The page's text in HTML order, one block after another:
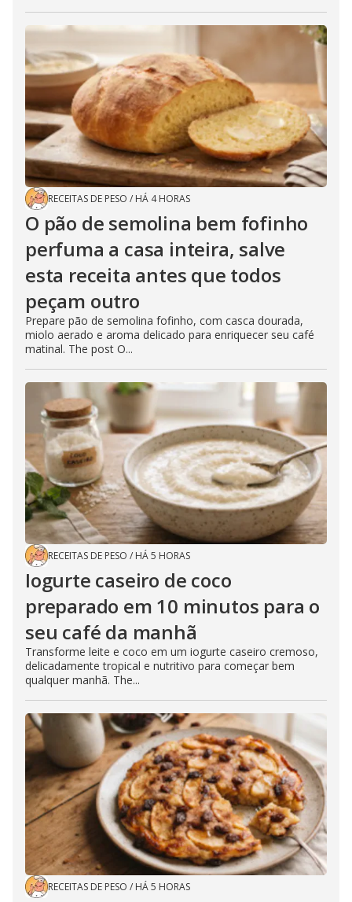
RECEITAS DE PESO / HÁ 4 HORAS
O pão de semolina bem fofinho
perfuma a casa inteira, salve
esta receita antes que todos
peçam outro
Prepare pão de semolina fofinho, com casca dourada,
miolo aerado e aroma delicado para enriquecer seu café
matinal. The post O...
RECEITAS DE PESO / HÁ 5 HORAS
Iogurte caseiro de coco
preparado em 10 minutos para o
seu café da manhã
Transforme leite e coco em um iogurte caseiro cremoso,
delicadamente tropical e nutritivo para começar bem
qualquer manhã. The...
RECEITAS DE PESO / HÁ 5 HORAS